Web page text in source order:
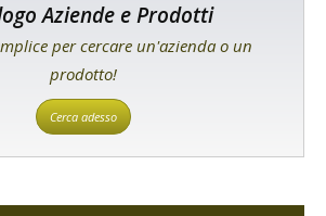
Aziende e Prodotti
per cercare un'azienda o un
prodotto!
Cerca adesso